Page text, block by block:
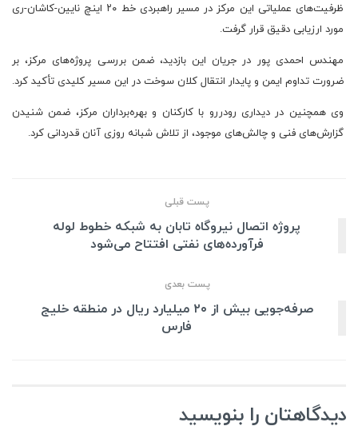
ظرفیت‌های عملیاتی این مرکز در مسیر راهبردی خط ۲۰ اینچ نایین-کاشان-ری
مورد ارزیابی دقیق قرار گرفت.
مهندس احمدی پور در جریان این بازدید، ضمن بررسی پروژه‌های مرکز، بر
ضرورت تداوم ایمن و پایدار انتقال کلان سوخت در این مسیر کلیدی تأکید کرد.
وی همچنین در دیداری رودررو با کارکنان و بهره‌برداران مرکز، ضمن شنیدن
گزارش‌های فنی و چالش‌های موجود، از تلاش شبانه روزی آنان قدردانی کرد.
پست قبلی
پروژه اتصال نیروگاه تابان به شبکه خطوط لوله
فرآورده‌های نفتی افتتاح می‌شود
پست بعدی
صرفه‌جویی بیش از ۲۰ میلیارد ریال در منطقه خلیج
فارس
دیدگاهتان را بنویسید